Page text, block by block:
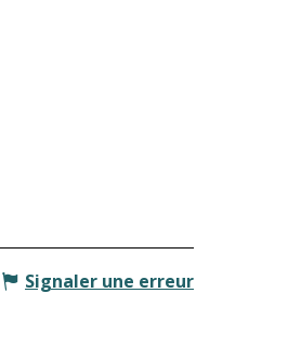
Signaler une erreur